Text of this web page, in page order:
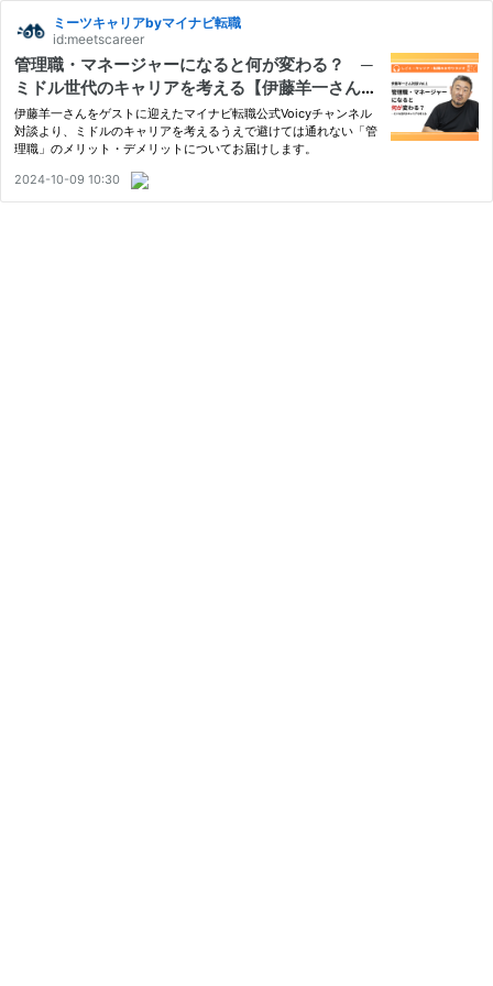
ミーツキャリアbyマイナビ転職
id:meetscareer
管理職・マネージャーになると何が変わる？ ─
ミドル世代のキャリアを考える【伊藤羊一さん対
談Vol.1】
伊藤羊一さんをゲストに迎えたマイナビ転職公式Voicyチャンネル
対談より、ミドルのキャリアを考えるうえで避けては通れない「管
理職」のメリット・デメリットについてお届けします。
2024-10-09 10:30